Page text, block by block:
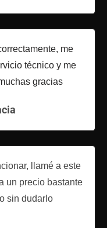
me
técnico y me
gracias
llamé a este
un precio bastante
sin dudarlo